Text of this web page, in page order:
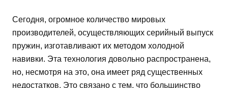
Сегодня, огромное количество мировых
производителей, осуществляющих серийный выпуск
пружин, изготавливают их методом холодной
навивки. Эта технология довольно распространена,
но, несмотря на это, она имеет ряд существенных
недостатков. Это связано с тем, что большинство